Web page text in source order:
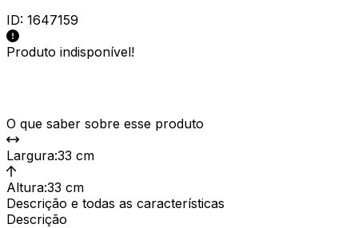
ID: 1647159
Produto indisponível!
O que saber sobre esse produto
Largura:33 cm
Altura:33 cm
Descrição e todas as características
Descrição